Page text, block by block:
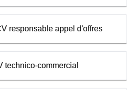
responsable appel d'offres
technico-commercial